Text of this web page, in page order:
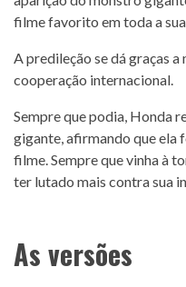
filme favorito em toda a
A predileção se dá graças a
cooperação internacional.
Sempre que podia, Honda
gigante, afirmando que ela
filme. Sempre que vinha à
ter lutado mais contra sua
As versões